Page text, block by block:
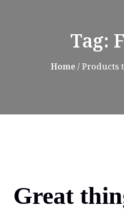
Tag:
Home / Products
Great